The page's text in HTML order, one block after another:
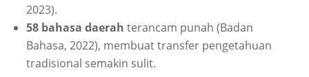
2023).
58 bahasa daerah terancam punah (Badan
Bahasa, 2022), membuat transfer pengetahuan
tradisional semakin sulit.